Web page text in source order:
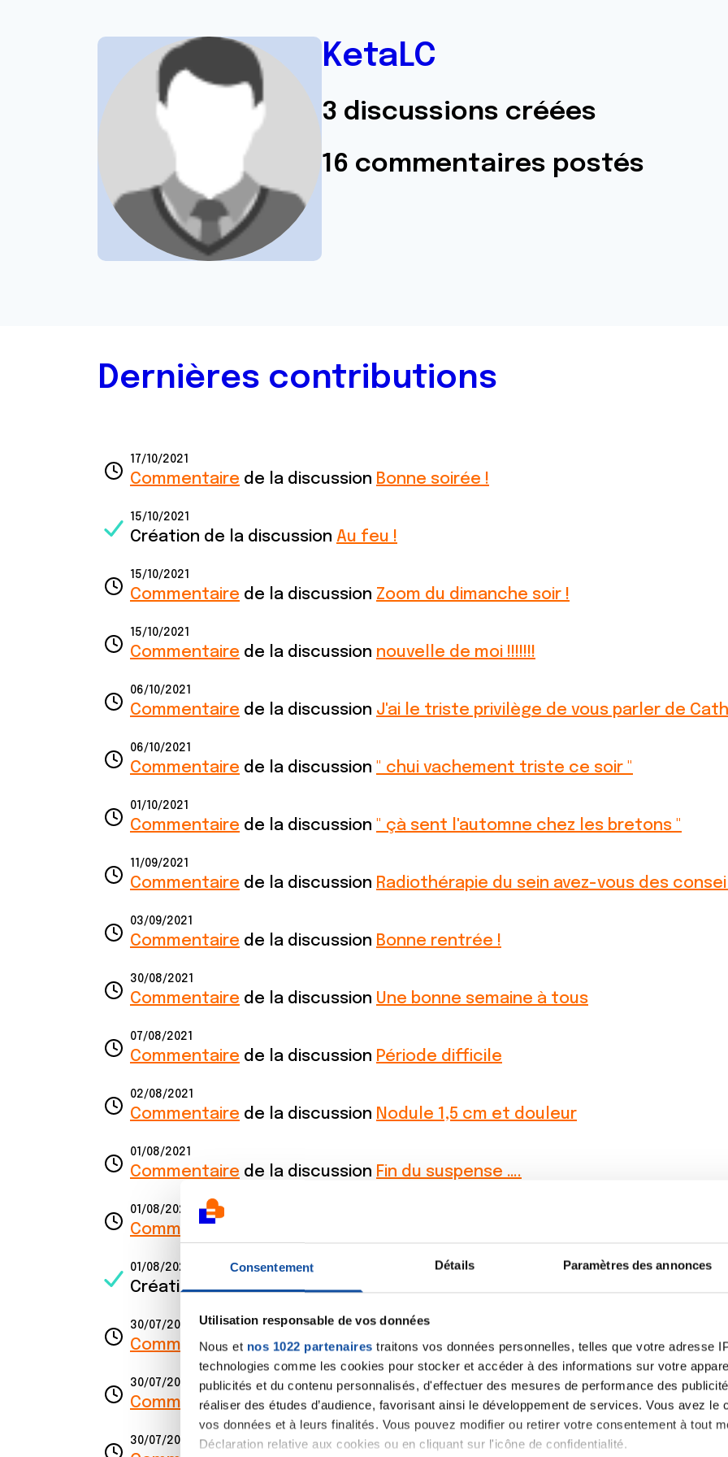
Consentement Détails Paramètres des annonces
Utilisation responsable de vos données
Nous et nos 1022 partenaires traitons vos données personnelles, telles que votre adresse
technologies comme les cookies pour stocker et accéder à des informations sur votre
publicités et du contenu personnalisés, d'effectuer des mesures de performance des
réaliser des études d’audience, favorisant ainsi le développement de services. Vous avez le
vos données et à leurs finalités. Vous pouvez modifier ou retirer votre consentement à tout
Déclaration relative aux cookies ou en cliquant sur l'icône de confidentialité.
KetaLC
3 discussions créées
16 commentaires postés
Dernières contributions
17/10/2021
Commentaire de la discussion Bonne soirée !
15/10/2021
Création de la discussion Au feu !
15/10/2021
Commentaire de la discussion Zoom du dimanche soir !
15/10/2021
Commentaire de la discussion nouvelle de moi !!!!!!!
06/10/2021
Commentaire de la discussion J'ai le triste privilège de vous parler de
06/10/2021
Commentaire de la discussion " chui vachement triste ce soir "
01/10/2021
Commentaire de la discussion " çà sent l'automne chez les bretons "
11/09/2021
Commentaire de la discussion Radiothérapie du sein avez-vous des
03/09/2021
Commentaire de la discussion Bonne rentrée !
30/08/2021
Commentaire de la discussion Une bonne semaine à tous
07/08/2021
Commentaire de la discussion Période difficile
02/08/2021
Commentaire de la discussion Nodule 1,5 cm et douleur
01/08/2021
Commentaire de la discussion Fin du suspense ….
01/08/2021
Commentaire
01/08/2021
Création de la discussionFin du suspense ….
30/07/2021
Commentairede la discussion Présentation
30/07/2021
Commentairede la discussion Présentation
30/07/2021